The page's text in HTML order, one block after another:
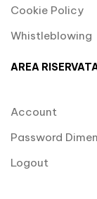
Cookie Policy
Whistleblowing
AREA
Account
Password
Logout